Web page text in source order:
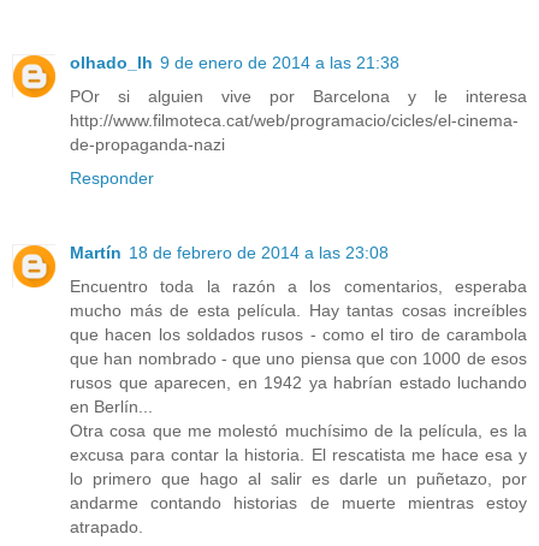
olhado_lh 9 de enero de 2014 a las 21:38
POr si alguien vive por Barcelona y le interesa
http://www.filmoteca.cat/web/programacio/cicles/el-cinema-
de-propaganda-nazi
Responder
Martín 18 de febrero de 2014 a las 23:08
Encuentro toda la razón a los comentarios, esperaba
mucho más de esta película. Hay tantas cosas increíbles
que hacen los soldados rusos - como el tiro de carambola
que han nombrado - que uno piensa que con 1000 de esos
rusos que aparecen, en 1942 ya habrían estado luchando
en Berlín...
Otra cosa que me molestó muchísimo de la película, es la
excusa para contar la historia. El rescatista me hace esa y
lo primero que hago al salir es darle un puñetazo, por
andarme contando historias de muerte mientras estoy
atrapado.